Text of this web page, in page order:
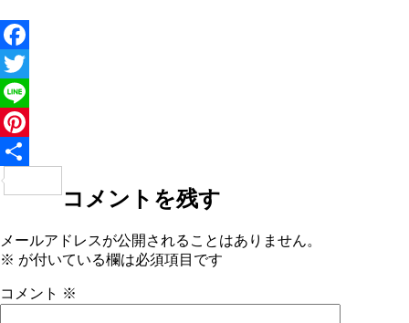
Facebook
Twitter
Line
Pinterest
有
コメントを残す
メールアドレスが公開されることはありません。
※ が付いている欄は必須項目です
コメント ※